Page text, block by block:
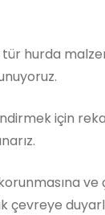
tür hurda
için